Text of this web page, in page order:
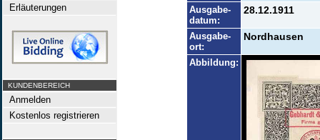
Erläuterungen
KUNDENBEREICH
Anmelden
Kostenlos registrieren
Ausgabe-
datum:
28.12.1911
Ausgabe-
ort:
Nordhausen
Abbildung: